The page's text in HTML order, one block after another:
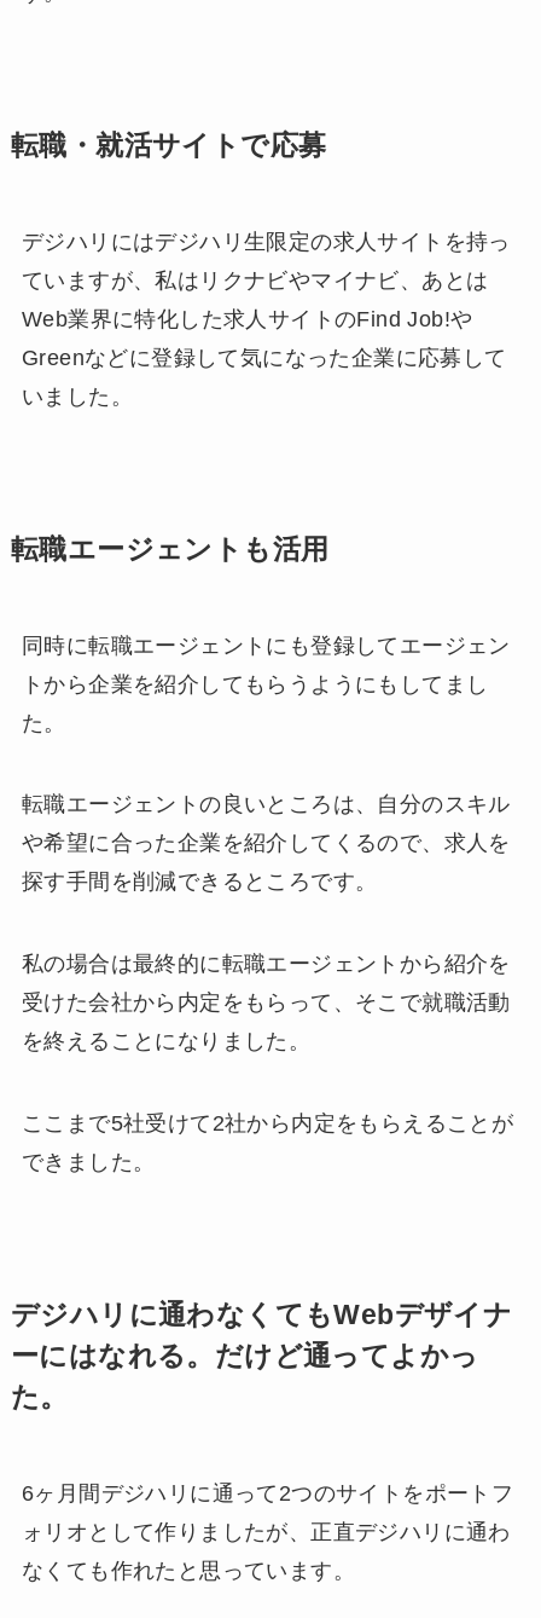
転職・就活サイトで応募
デジハリにはデジハリ生限定の求人サイトを持っ
ていますが、私はリクナビやマイナビ、あとは
Web業界に特化した求人サイトのFind Job!や
Greenなどに登録して気になった企業に応募して
いました。
転職エージェントも活用
同時に転職エージェントにも登録してエージェン
トから企業を紹介してもらうようにもしてまし
た。
転職エージェントの良いところは、自分のスキル
や希望に合った企業を紹介してくるので、求人を
探す手間を削減できるところです。
私の場合は最終的に転職エージェントから紹介を
受けた会社から内定をもらって、そこで就職活動
を終えることになりました。
ここまで5社受けて2社から内定をもらえることが
できました。
デジハリに通わなくてもWebデザイナ
ーにはなれる。だけど通ってよかっ
た。
6ヶ月間デジハリに通って2つのサイトをポートフ
ォリオとして作りましたが、正直デジハリに通わ
なくても作れたと思っています。